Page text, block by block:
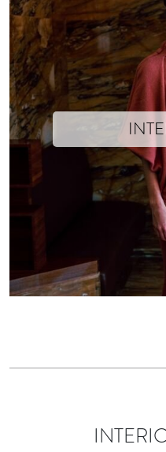
L’instinct de collection.
Laisser le temps à